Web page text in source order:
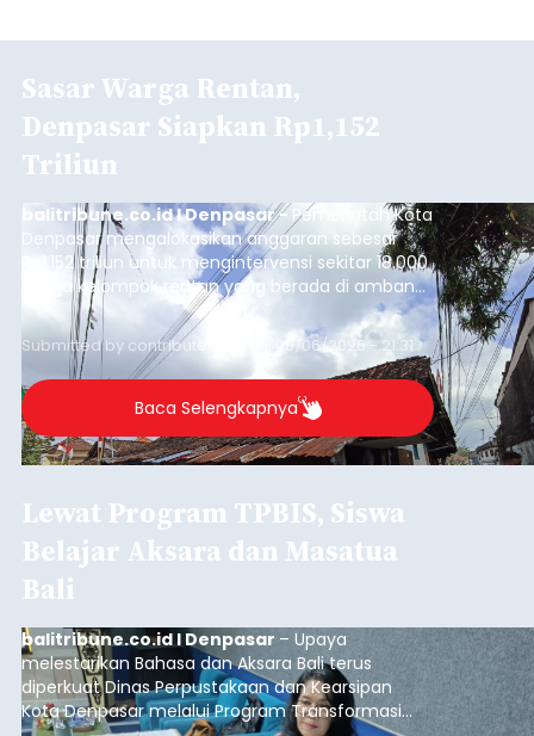
Sasar Warga Rentan,
Denpasar Siapkan Rp1,152
Triliun
balitribune.co.id I Denpasar - Pemerintah Kota
Denpasar mengalokasikan anggaran sebesar
Rp1,152 triliun untuk mengintervensi sekitar 18.000
warga kelompok rentan yang berada di ambang
garis kemiskinan. Langkah strategis ini diambil
guna menjaga masyarakat yang berada pada
kelompok desil 5 dan 6 tersebut agar tidak
merosot ke kategori miskin.
Submitted by contributor Thu, 08/06/2026 - 21:31
Baca Selengkapnya
Lewat Program TPBIS, Siswa
Belajar Aksara dan Masatua
Bali
balitribune.co.id I Denpasar – Upaya
melestarikan Bahasa dan Aksara Bali terus
diperkuat Dinas Perpustakaan dan Kearsipan
Kota Denpasar melalui Program Transformasi